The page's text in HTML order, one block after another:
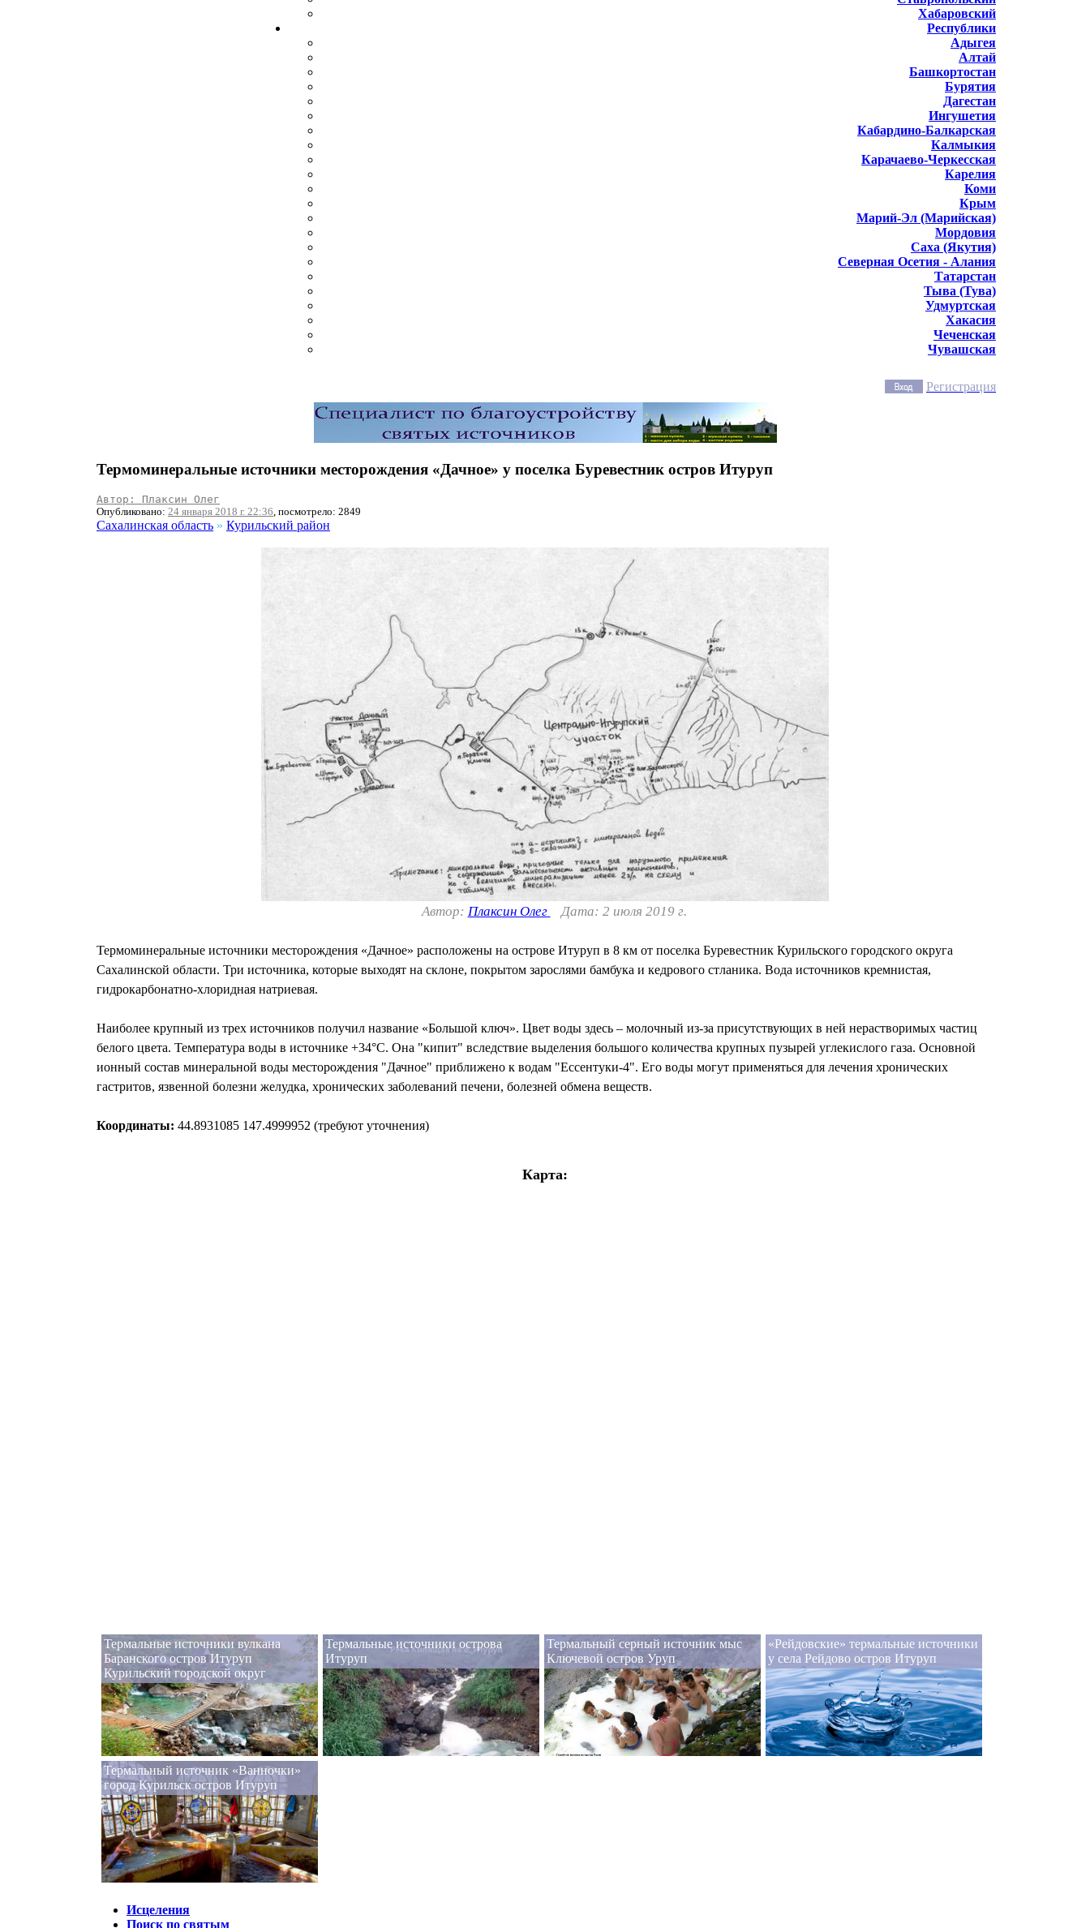
Хабаровский
Республики
Адыгея
Алтай
Башкортостан
Бурятия
Дагестан
Ингушетия
Кабардино-Балкарская
Калмыкия
Карачаево-Черкесская
Карелия
Коми
Крым
Марий-Эл (Марийская)
Мордовия
Саха (Якутия)
Северная Осетия - Алания
Татарстан
Тыва (Тува)
Удмуртская
Хакасия
Чеченская
Чувашская
Регистрация
Термоминеральные источники месторождения «Дачное» у поселка Буревестник остров Итуруп
Автор: Плаксин Олег
Опубликовано: 24 января 2018 г. 22:36, посмотрело: 2849
Сахалинская область » Курильский район
Автор: Плаксин Олег Дата: 2 июля 2019 г.
Термоминеральные источники месторождения «Дачное» расположены на острове Итуруп в 8 км от поселка Буревестник Курильского городского округа
Сахалинской области. Три источника, которые выходят на склоне, покрытом зарослями бамбука и кедрового стланика. Вода источников кремнистая,
гидрокарбонатно-хлоридная натриевая.
Наиболее крупный из трех источников получил название «Большой ключ». Цвет воды здесь – молочный из-за присутствующих в ней нерастворимых частиц
белого цвета. Температура воды в источнике +34°С. Она "кипит" вследствие выделения большого количества крупных пузырей углекислого газа. Основной
ионный состав минеральной воды месторождения "Дачное" приближено к водам "Ессентуки-4". Его воды могут применяться для лечения хронических
гастритов, язвенной болезни желудка, хронических заболеваний печени, болезней обмена веществ.
Координаты: 44.8931085 147.4999952 (требуют уточнения)
Карта:
Термальные источники вулкана
Баранского остров Итуруп
Курильский городской округ
Термальные источники острова
Итуруп
Термальный серный источник мыс
Ключевой остров Уруп
«Рейдовские» термальные источники
у села Рейдово остров Итуруп
Термальный источник «Ванночки»
город Курильск остров Итуруп
Исцеления
Поиск по святым